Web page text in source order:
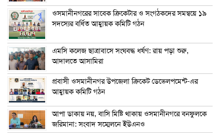
ওসমানীনগরের সাবেক ক্রিকেটার ও সংগঠকদের সমন্বয়ে ১৯
সদস্যের বর্ধিত আহ্বায়ক কমিটি গঠন
এম‌সি কলেজ ছাত্রাবাসে সংঘবদ্ধ ধর্ষণ: রায় পড়া শুরু,
আদালতে আসামিরা
প্রবাসী ওসমানীনগর উপজেলা ক্রিকেট ডেভেলপমেন্ট-এর
আহ্বায়ক কমিটি গঠন
আপা ডাকায় নয়, বাসি মিষ্টি থাকায় ওসমানীনগরে বনফুলকে
জরিমানা: সংবাদ সম্মেলনে ইউএনও